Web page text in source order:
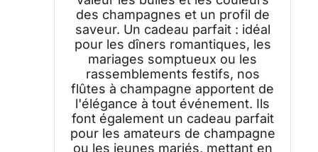
des champagnes et un profil de
saveur. Un cadeau parfait : idéal
pour les dîners romantiques, les
mariages somptueux ou les
rassemblements festifs, nos
flûtes à champagne apportent de
l'élégance à tout événement. Ils
font également un cadeau parfait
pour les amateurs de champagne
ou les jeunes mariés, mettant en